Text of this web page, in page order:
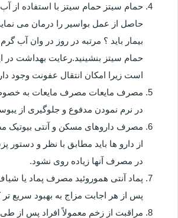
حمام سیتز حمام سیتز با استفاده از
حاصل از عمل بواسیر را درمان می
بیمار باید ؟ مرتبه در روز در وان آب
حمام سیتز بنشینید.رعایت بهداشت در
است زیرا امکان انتقال عفونت وجود
مصرف مایعات مصرف مایعات به
در نرم نمودن مدفوع و جلوگیری از
مصرف داروهای مسکن و آنتی
از دارو ها باید مطابق با نظر و دستور
در مصرف آنها زیاده روی نشود.
پماد آنتی هموروئید مصرف پماد یا
پس از هر اجابت مزاج به بهبود سریع
مراقبت از زخم معمولاً افراد پس از